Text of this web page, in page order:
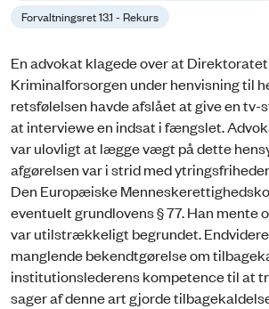
Forvaltningsret 13.1 - Rekurs
En advokat klagede over at
Kriminalforsorgen under henvisning til
retsfølelsen havde afslået at give en
at interviewe en indsat i fængslet.
var ulovligt at lægge vægt på dette
afgørelsen var i strid med
Den Europæiske
eventuelt grundlovens § 77. Han mente
var utilstrækkeligt begrundet.
manglende bekendtgørelse om
institutionslederens kompetence til at
sager af denne art gjorde